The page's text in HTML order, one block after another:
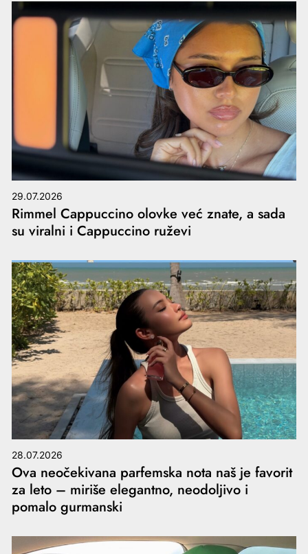
29.07.2026
Rimmel Cappuccino olovke već znate, a sada
su viralni i Cappuccino ruževi
28.07.2026
Ova neočekivana parfemska nota naš je favorit
za leto – miriše elegantno, neodoljivo i
pomalo gurmanski